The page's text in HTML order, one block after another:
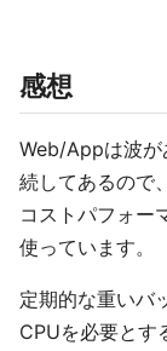
感想
Web/Appは波が
続してあるので
コストパフォー
使っています。
定期的な重いバ
CPUを必要とす